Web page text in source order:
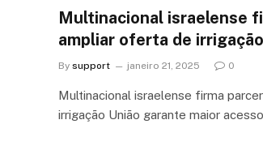
Multinacional israelense
ampliar oferta de irrigação
By support janeiro 21, 2025 0
Multinacional israelense firma
irrigação União garante maior